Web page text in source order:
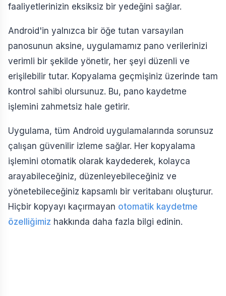
faaliyetlerinizin eksiksiz bir yedeğini sağlar.
Android'in yalnızca bir öğe tutan varsayılan
panosunun aksine, uygulamamız pano verilerinizi
verimli bir şekilde yönetir, her şeyi düzenli ve
erişilebilir tutar. Kopyalama geçmişiniz üzerinde tam
kontrol sahibi olursunuz. Bu, pano kaydetme
işlemini zahmetsiz hale getirir.
Uygulama, tüm Android uygulamalarında sorunsuz
çalışan güvenilir izleme sağlar. Her kopyalama
işlemini otomatik olarak kaydederek, kolayca
arayabileceğiniz, düzenleyebileceğiniz ve
yönetebileceğiniz kapsamlı bir veritabanı oluşturur.
Hiçbir kopyayı kaçırmayan otomatik kaydetme
özelliğimiz hakkında daha fazla bilgi edinin.